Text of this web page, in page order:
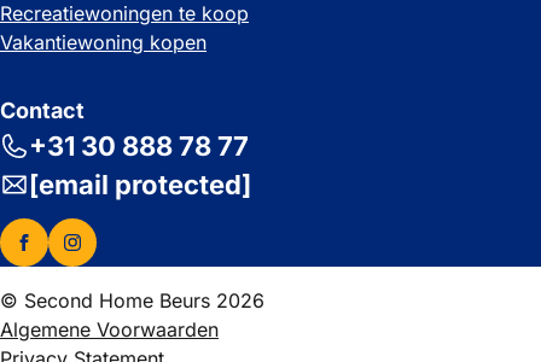
Recreatiewoningen te koop
Vakantiewoning kopen
Contact
+31 30 888 78 77
[email protected]
© Second Home Beurs 2026
Algemene Voorwaarden